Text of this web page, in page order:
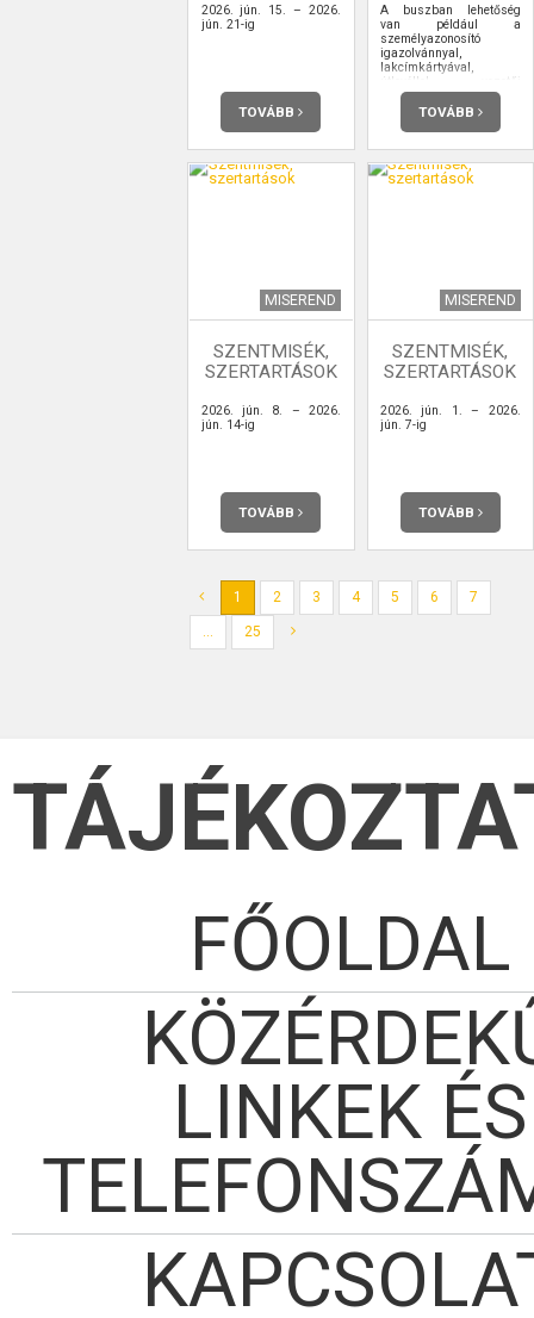
2026. jún. 15. – 2026.
jún. 21-ig
TOVÁBB
A buszban lehetőség
van például a
személyazonosító
igazolvánnyal,
lakcímkártyával,
útlevéllel, vezetői
engedéllyel kapcsolatos
ügyintézésre,
TOVÁBB
MISEREND
SZENTMISÉK,
SZERTARTÁSOK
2026. jún. 8. – 2026.
jún. 14-ig
TOVÁBB
MISEREND
SZENTMISÉK,
SZERTARTÁSOK
2026. jún. 1. – 2026.
jún. 7-ig
TOVÁBB
1 2 3 4 5 6 7
... 25
FŐOLDAL
LINKEK ÉS